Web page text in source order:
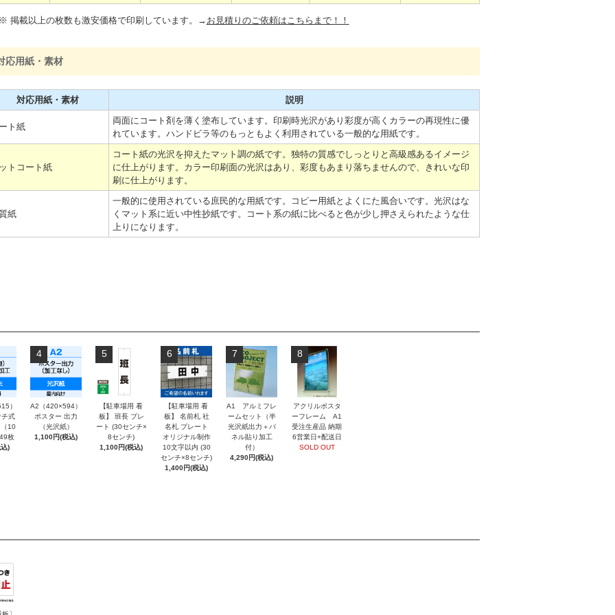
※ 掲載以上の枚数も激安価格で印刷しています。→ お見積りのご依頼はこちらまで！！
応用紙・素材
対応用紙・素材 説明
ト紙
両面にコート剤を薄く塗布しています。印刷時光沢があり彩度が高くカラーの再現性に優
れています。ハンドビラ等のもっともよく利用されている一般的な用紙です。
トコート紙
コート紙の光沢を抑えたマット調の紙です。独特の質感でしっとりと高級感あるイメージ
に仕上がります。カラー印刷面の光沢はあり、彩度もあまり落ちませんので、きれいな印
刷に仕上がります。
紙
一般的に使用されている庶民的な用紙です。コピー用紙とよくにた風合いです。光沢はな
くマット系に近い中性抄紙です。コート系の紙に比べると色が少し押さえられたような仕
上りになります。
）
式
10
枚
)
4
A2（420×594）
ポスター 出力
（光沢紙）
1,100円(税込)
5
【駐車場用 看
板】 班長 プレ
ート (30センチ×
8センチ)
1,100円(税込)
6
【駐車場用 看
板】 名前札 社
名札 プレート
オリジナル制作
10文字以内 (30
センチ×8センチ)
1,400円(税込)
7
A1 アルミフレ
ームセット（半
光沢紙出力＋パ
ネル貼り加工
付）
4,290円(税込)
8
アクリルポスタ
ーフレーム A1
受注生産品 納期
6営業日+配送日
SOLD OUT